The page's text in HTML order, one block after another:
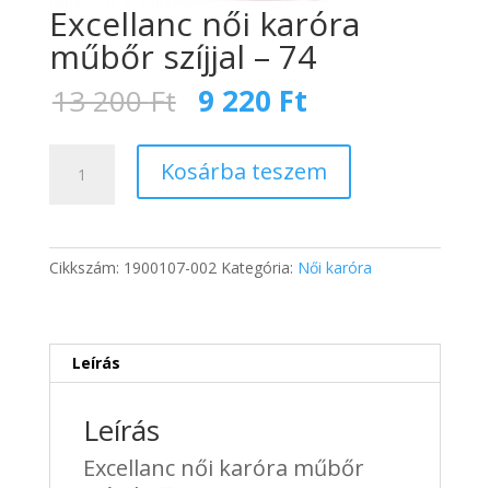
Excellanc női karóra
műbőr szíjjal – 74
13 200Ft Original
price
was:
13
200 Ft.
9 220 Ft
is:
9
220 Ft.
szíjjal
Kosárba teszem
Cikkszám: 1900107-002 Kategória: Női karóra
Leírás
Leírás
Excellanc női karóra műbőr